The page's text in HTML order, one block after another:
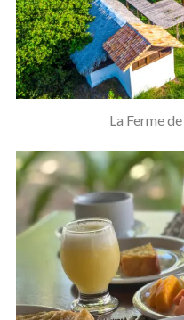
La Ferme